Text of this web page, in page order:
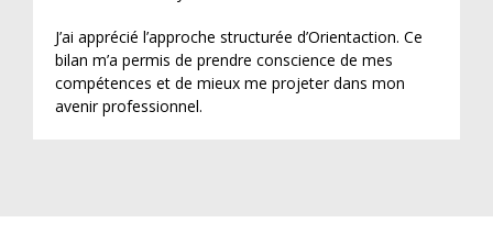
J’ai apprécié l’approche structurée d’Orientaction. Ce
bilan m’a permis de prendre conscience de mes
compétences et de mieux me projeter dans mon
avenir professionnel.